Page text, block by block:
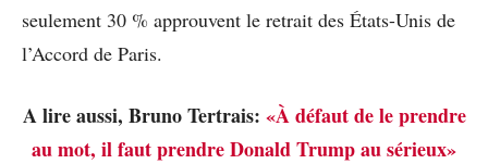
seulement 30 % approuvent le retrait des États-Unis de
l’Accord de Paris.
A lire aussi, Bruno Tertrais: «À défaut de le prendre
au mot, il faut prendre Donald Trump au sérieux»